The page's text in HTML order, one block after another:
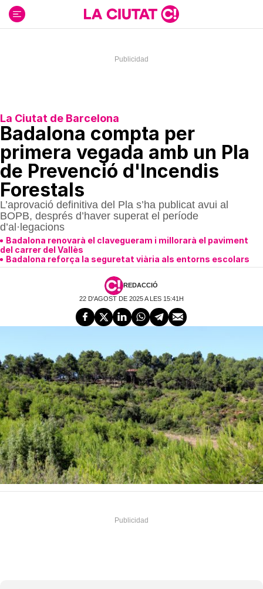
contenido
La Ciutat de Barcelona
Badalona compta per
primera vegada amb un Pla
de Prevenció d'Incendis
Forestals
L’aprovació definitiva del Pla s’ha publicat avui al
BOPB, després d’haver superat el període
d’al·legacions
Badalona renovarà el clavegueram i millorarà el paviment
del carrer del Vallès
Badalona reforça la seguretat viària als entorns escolars
REDACCIÓ
22 D'AGOST DE 2025 A LES 15:41H